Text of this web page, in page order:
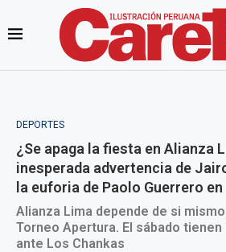
DEPORTES
¿Se apaga la fiesta en Alianza
inesperada advertencia de
la euforia de Paolo Guerrero
Alianza Lima depende de si
Torneo Apertura. El sábado
ante Los Chankas